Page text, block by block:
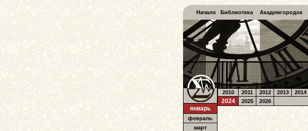
Начало Библиотека Академгородок
январь
февраль
март
2010 2011 2012 2013 2014
2024 2025 2026